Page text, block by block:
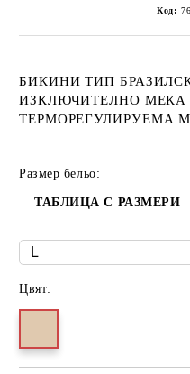
Код:
БИКИНИ ТИП
ИЗКЛЮЧИТЕЛНО МЕКА
ТЕРМОРЕГУЛИРУЕМА
Размер бельо:
ТАБЛИЦА С РАЗМЕРИ
Цвят: